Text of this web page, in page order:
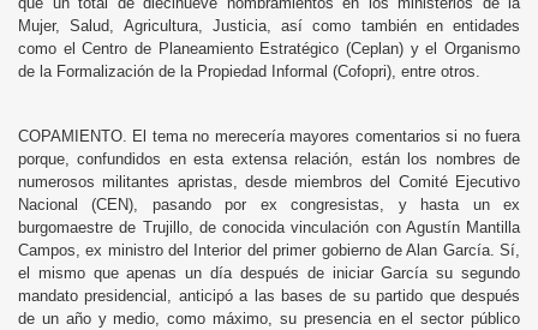
Mujer, Salud, Agricultura, Justicia, así como también en entidades
como el Centro de Planeamiento Estratégico (Ceplan) y el Organismo
de la Formalización de la Propiedad Informal (Cofopri), entre otros.
COPAMIENTO. El tema no merecería mayores comentarios si no fuera
porque, confundidos en esta extensa relación, están los nombres de
numerosos militantes apristas, desde miembros del Comité Ejecutivo
Nacional (CEN), pasando por ex congresistas, y hasta un ex
burgomaestre de Trujillo, de conocida vinculación con Agustín Mantilla
Campos, ex ministro del Interior del primer gobierno de Alan García. Sí,
el mismo que apenas un día después de iniciar García su segundo
mandato presidencial, anticipó a las bases de su partido que después
de un año y medio, como máximo, su presencia en el sector público